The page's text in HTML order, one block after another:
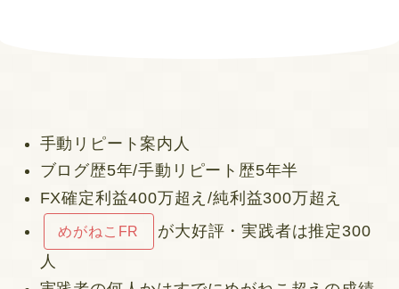
手動リピート案内人
ブログ歴5年/手動リピート歴5年半
FX確定利益400万超え/純利益300万超え
めがねこFR
が大好評・実践者は推定300
人